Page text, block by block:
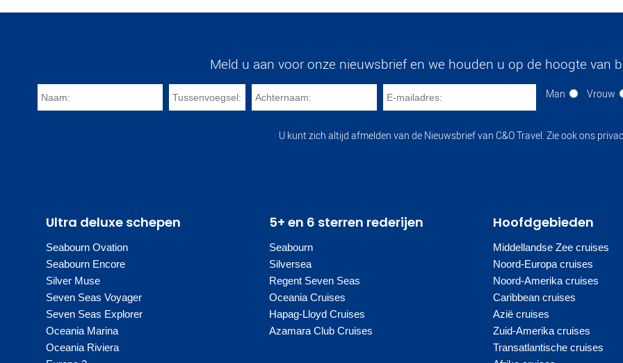
Meld u aan voor onze nieuwsbrief en we houden u op de hoogte van
Man Vrouw
U kunt zich altijd afmelden van de Nieuwsbrief van C&O Travel. Zie ook ons
Ultra deluxe schepen
Seabourn Ovation
Seabourn Encore
Silver Muse
Seven Seas Voyager
Seven Seas Explorer
Oceania Marina
Oceania Riviera
5+ en 6 sterren rederijen
Seabourn
Silversea
Regent Seven Seas
Oceania Cruises
Hapag-Lloyd Cruises
Azamara Club Cruises
Hoofdgebieden
Middellandse Zee cruises
Noord-Europa cruises
Noord-Amerika cruises
Caribbean cruises
Azië cruises
Zuid-Amerika cruises
Transatlantische cruises